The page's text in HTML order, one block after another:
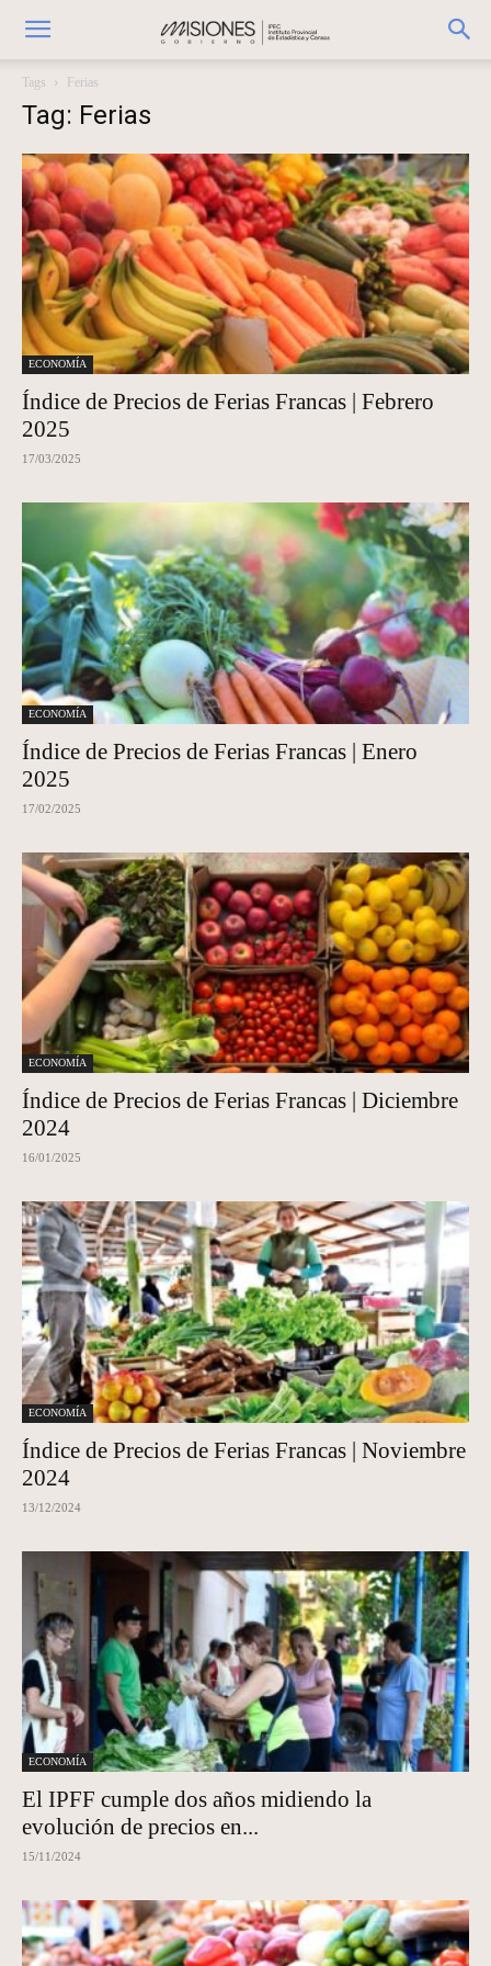
Tags Ferias
Tag: Ferias
ECONOMÍA
Índice de Precios de Ferias Francas | Febrero
2025
17/03/2025
ECONOMÍA
Índice de Precios de Ferias Francas | Enero
2025
17/02/2025
ECONOMÍA
Índice de Precios de Ferias Francas | Diciembre
2024
16/01/2025
ECONOMÍA
Índice de Precios de Ferias Francas | Noviembre
2024
13/12/2024
ECONOMÍA
El IPFF cumple dos años midiendo la
evolución de precios en...
15/11/2024